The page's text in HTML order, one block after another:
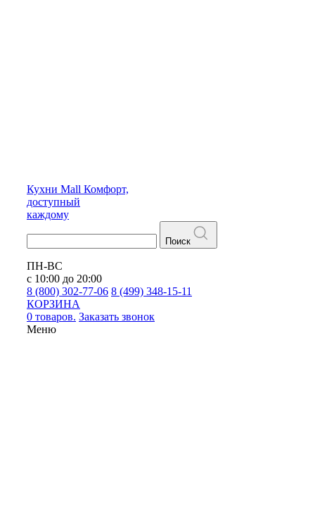
Кухни Mall Комфорт,
доступный
каждому
Поиск
ПН-ВС
с 10:00 до 20:00
8 (800) 302-77-06 8 (499) 348-15-11
КОРЗИНА
0 товаров. Заказать звонок
Меню